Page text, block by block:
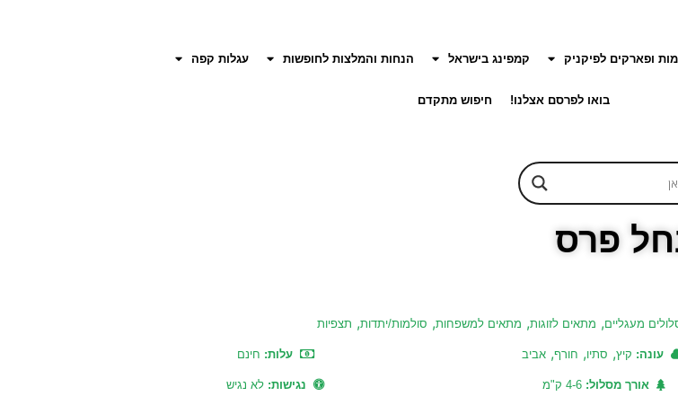
ופארקים לפיקניק קמפינג בישראל הנחות והמלצות לחופשות עגלות קפה
בואו לפרסם אצלנו! חיפוש מתקדם
פרס
מעגליים, מתאים לזוגות, מתאים למשפחות, סולמות/יתדות, תצפיות
עונה: קיץ, סתיו, חורף, אביב עלות: חינם
אורך מסלול:4-6 ק"מ נגישות: לא נגיש